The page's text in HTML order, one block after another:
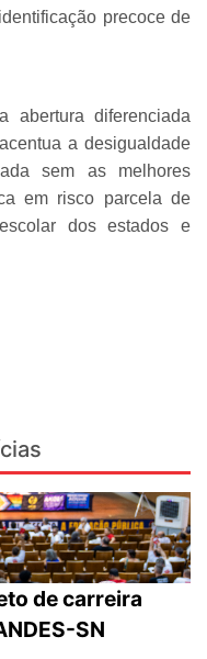
precoce de
abertura diferenciada
a desigualdade
sem as melhores
em risco parcela de
dos estados e
de carreira
SN